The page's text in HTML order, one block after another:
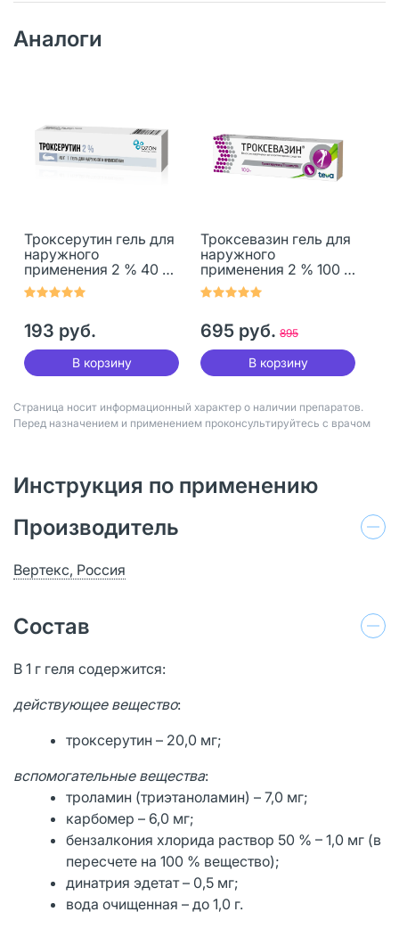
Аналоги
Троксерутин гель для
наружного
применения 2 % 40 г 1
шт
193 руб.
В корзину
Троксевазин гель для
наружного
применения 2 % 100 г
1 шт
695 руб. 895
В корзину
Страница носит информационный характер о наличии препаратов.
Перед назначением и применением проконсультируйтесь с врачом
Инструкция по применению
Производитель
Вертекс, Россия
Состав
В 1 г геля содержится:
действующее вещество:
троксерутин – 20,0 мг;
вспомогательные вещества:
троламин (триэтаноламин) – 7,0 мг;
карбомер – 6,0 мг;
бензалкония хлорида раствор 50 % – 1,0 мг (в
пересчете на 100 % вещество);
динатрия эдетат – 0,5 мг;
вода очищенная – до 1,0 г.